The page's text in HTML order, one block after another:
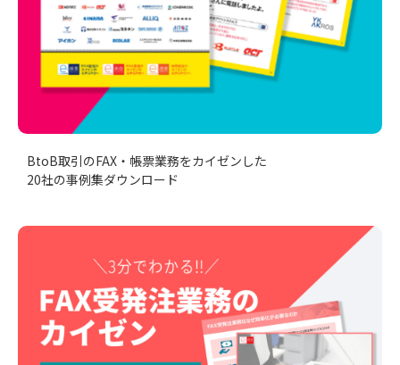
BtoB取引のFAX・帳票業務をカイゼンした
20社の事例集ダウンロード